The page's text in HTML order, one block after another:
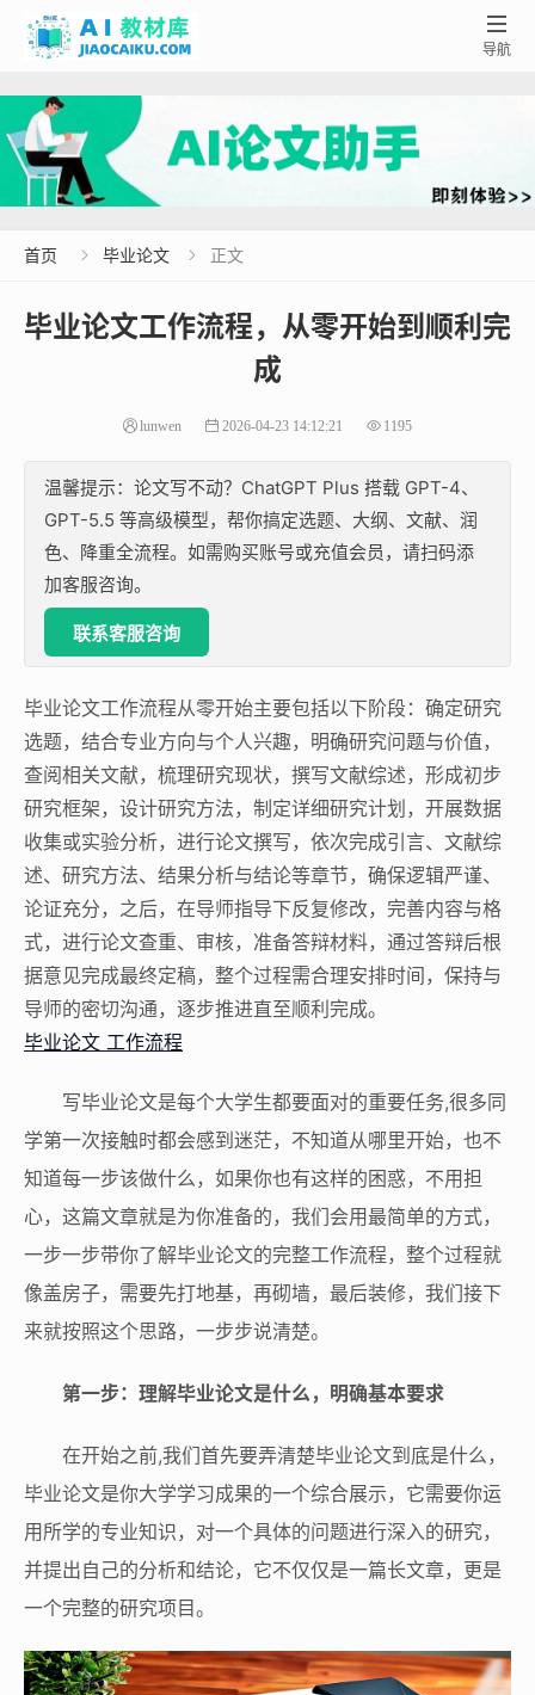

导航
首页  毕业论文  正文
毕业论文工作流程，从零开始到顺利完
成
lunwen 2026-04-23 14:12:21 1195
温馨提示：论文写不动？ChatGPT Plus 搭载 GPT-4、
GPT-5.5 等高级模型，帮你搞定选题、大纲、文献、润
色、降重全流程。如需购买账号或充值会员，请扫码添
加客服咨询。
联系客服咨询
毕业论文工作流程从零开始主要包括以下阶段：确定研究
选题，结合专业方向与个人兴趣，明确研究问题与价值，
查阅相关文献，梳理研究现状，撰写文献综述，形成初步
研究框架，设计研究方法，制定详细研究计划，开展数据
收集或实验分析，进行论文撰写，依次完成引言、文献综
述、研究方法、结果分析与结论等章节，确保逻辑严谨、
论证充分，之后，在导师指导下反复修改，完善内容与格
式，进行论文查重、审核，准备答辩材料，通过答辩后根
据意见完成最终定稿，整个过程需合理安排时间，保持与
导师的密切沟通，逐步推进直至顺利完成。
毕业论文 工作流程
写毕业论文是每个大学生都要面对的重要任务,很多同
学第一次接触时都会感到迷茫，不知道从哪里开始，也不
知道每一步该做什么，如果你也有这样的困惑，不用担
心，这篇文章就是为你准备的，我们会用最简单的方式，
一步一步带你了解毕业论文的完整工作流程，整个过程就
像盖房子，需要先打地基，再砌墙，最后装修，我们接下
来就按照这个思路，一步步说清楚。
第一步：理解毕业论文是什么，明确基本要求
在开始之前,我们首先要弄清楚毕业论文到底是什么，
毕业论文是你大学学习成果的一个综合展示，它需要你运
用所学的专业知识，对一个具体的问题进行深入的研究，
并提出自己的分析和结论，它不仅仅是一篇长文章，更是
一个完整的研究项目。